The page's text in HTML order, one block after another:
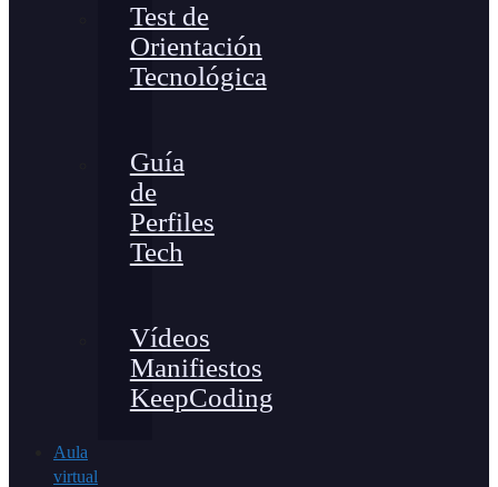
Test de
Orientación
Tecnológica
Guía
de
Perfiles
Tech
Vídeos
Manifiestos
KeepCoding
Aula
virtual